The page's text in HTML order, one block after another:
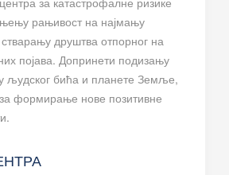
рањивост на најмању
друштва отпорног на
појава. Допринети подизању
људског бића и планете Земље,
формирање нове позитивне